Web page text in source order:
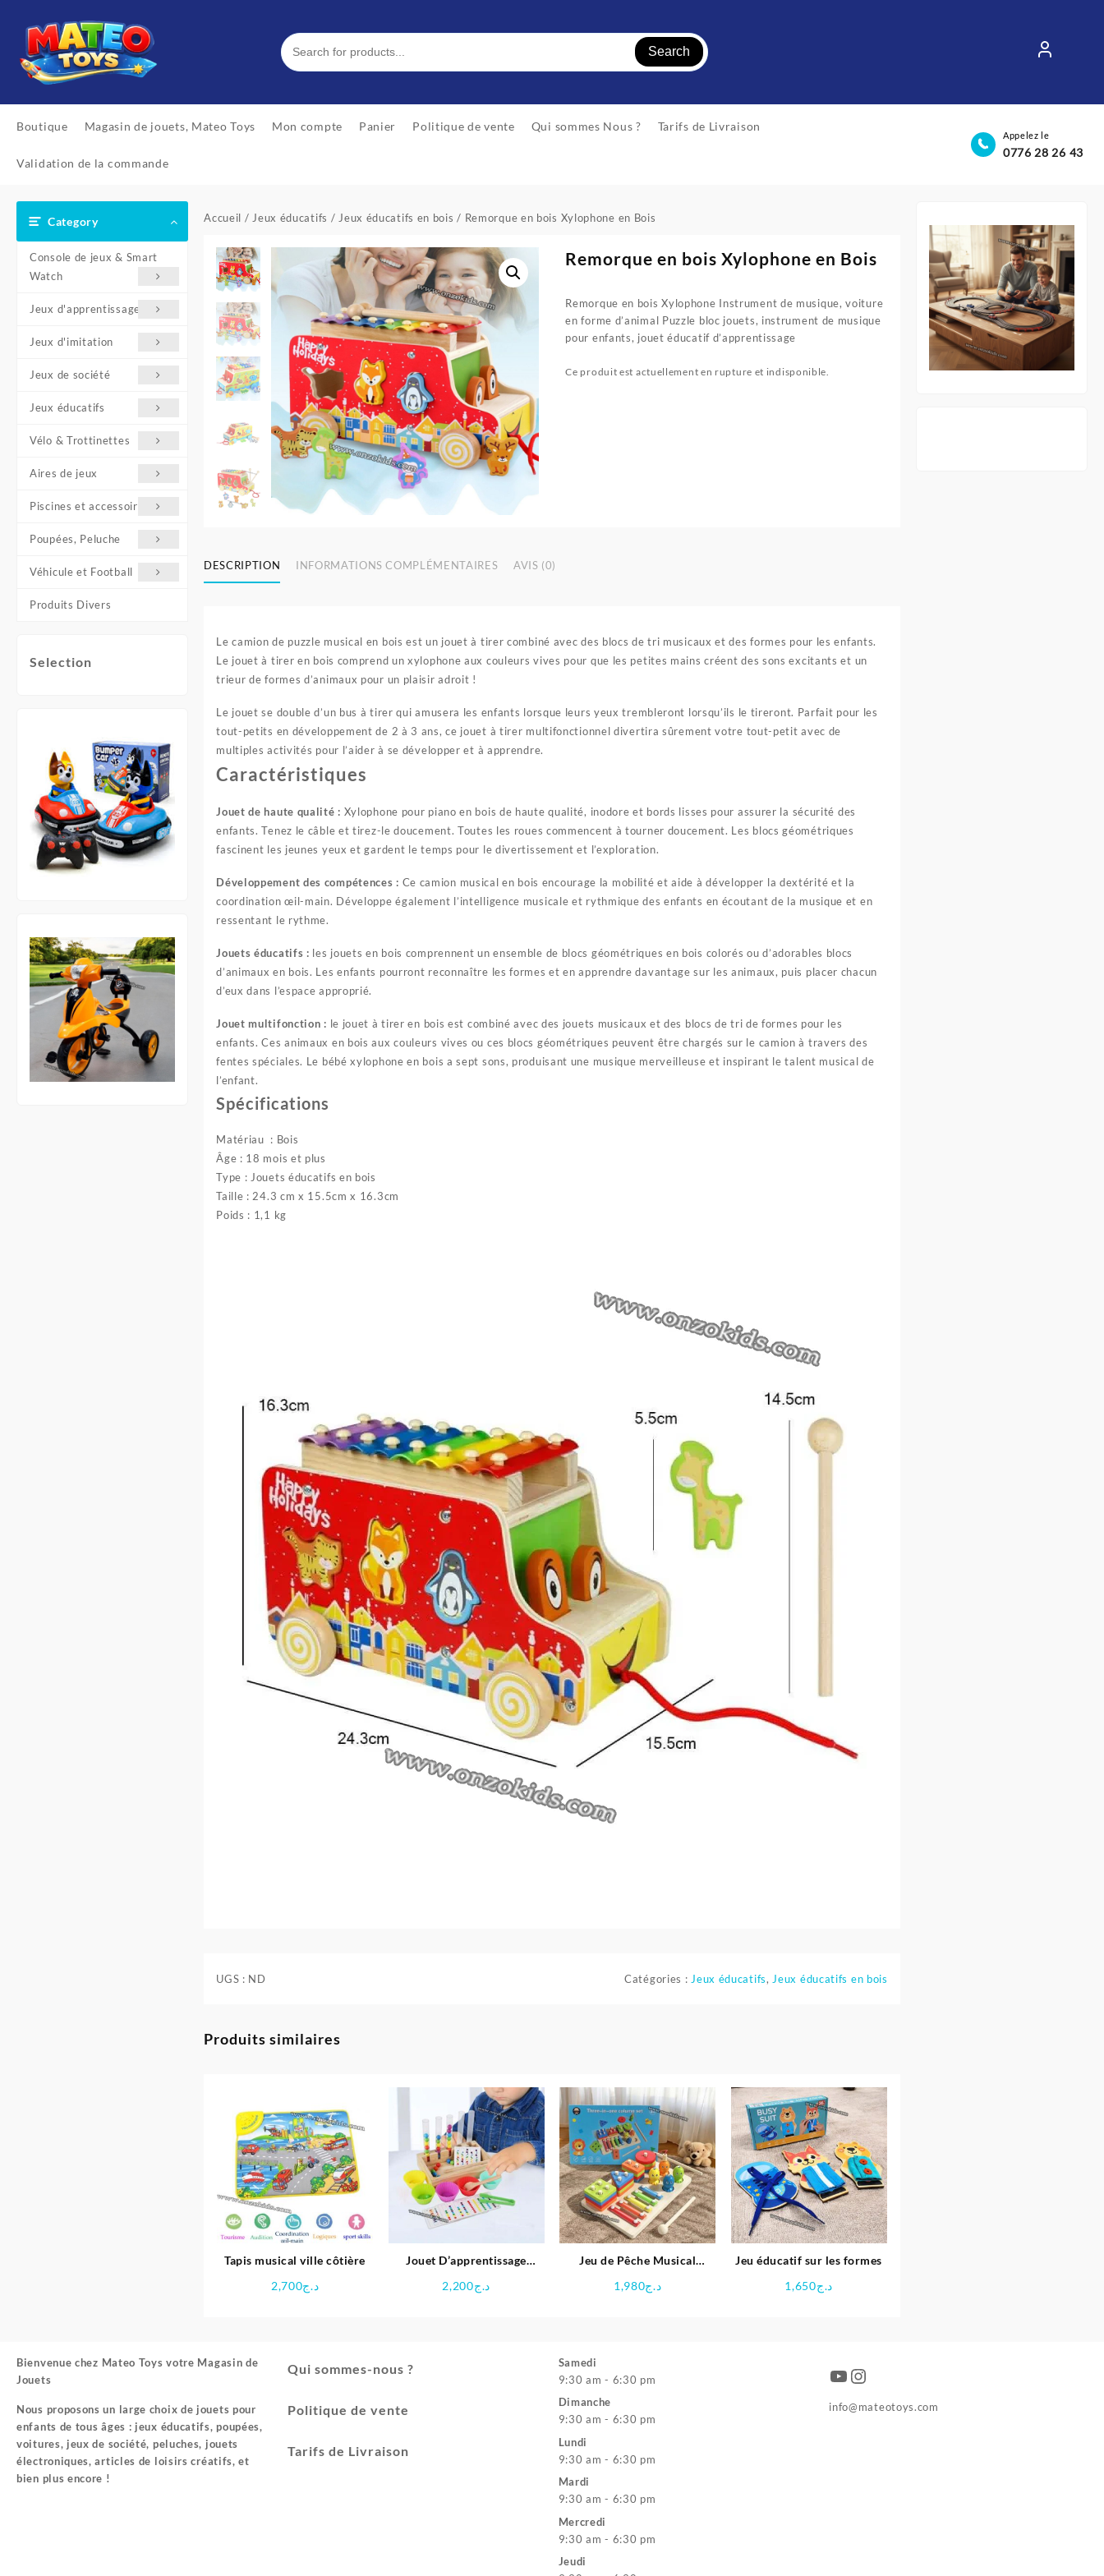
content
Search
Boutique Magasin de jouets, Mateo Toys Mon compte Panier Politique de vente Qui sommes Nous ? Tarifs de Livraison
Validation de la commande
Appelez le
0776 28 26 43
Category
Console de jeux & Smart
Watch
Jeux d'apprentissage
Jeux d'imitation
Jeux de société
Jeux éducatifs
Vélo & Trottinettes
Aires de jeux
Piscines et accessoires
Poupées, Peluche
Véhicule et Football
Produits Divers
Selection
Accueil / Jeux éducatifs / Jeux éducatifs en bois / Remorque en bois Xylophone en Bois
Remorque en bois Xylophone en Bois
Remorque en bois Xylophone Instrument de musique, voiture
en forme d’animal Puzzle bloc jouets, instrument de musique
pour enfants, jouet éducatif d’apprentissage
Ce produit est actuellement en rupture et indisponible.
DESCRIPTION INFORMATIONS COMPLÉMENTAIRES AVIS (0)
Le camion de puzzle musical en bois est un jouet à tirer combiné avec des blocs de tri musicaux et des formes pour les enfants.
Le jouet à tirer en bois comprend un xylophone aux couleurs vives pour que les petites mains créent des sons excitants et un
trieur de formes d’animaux pour un plaisir adroit !
Le jouet se double d’un bus à tirer qui amusera les enfants lorsque leurs yeux trembleront lorsqu’ils le tireront. Parfait pour les
tout-petits en développement de 2 à 3 ans, ce jouet à tirer multifonctionnel divertira sûrement votre tout-petit avec de
multiples activités pour l’aider à se développer et à apprendre.
Caractéristiques
Jouet de haute qualité : Xylophone pour piano en bois de haute qualité, inodore et bords lisses pour assurer la sécurité des
enfants. Tenez le câble et tirez-le doucement. Toutes les roues commencent à tourner doucement. Les blocs géométriques
fascinent les jeunes yeux et gardent le temps pour le divertissement et l’exploration.
Développement des compétences : Ce camion musical en bois encourage la mobilité et aide à développer la dextérité et la
coordination œil-main. Développe également l’intelligence musicale et rythmique des enfants en écoutant de la musique et en
ressentant le rythme.
Jouets éducatifs : les jouets en bois comprennent un ensemble de blocs géométriques en bois colorés ou d’adorables blocs
d’animaux en bois. Les enfants pourront reconnaître les formes et en apprendre davantage sur les animaux, puis placer chacun
d’eux dans l’espace approprié.
Jouet multifonction : le jouet à tirer en bois est combiné avec des jouets musicaux et des blocs de tri de formes pour les
enfants. Ces animaux en bois aux couleurs vives ou ces blocs géométriques peuvent être chargés sur le camion à travers des
fentes spéciales. Le bébé xylophone en bois a sept sons, produisant une musique merveilleuse et inspirant le talent musical de
l’enfant.
Spécifications
Matériau : Bois
Âge : 18 mois et plus
Type : Jouets éducatifs en bois
Taille : 24.3 cm x 15.5cm x 16.3cm
Poids : 1,1 kg
UGS : ND Catégories : Jeux éducatifs, Jeux éducatifs en bois
Produits similaires
Tapis musical ville côtière
د.ج2,700
Jouet D’apprentissage
د.ج2,200
Jeu de Pêche Musical
د.ج1,980
Jeu éducatif sur les formes
د.ج1,650
Bienvenue chez Mateo Toys votre Magasin de
Jouets
Nous proposons un large choix de jouets pour
enfants de tous âges : jeux éducatifs, poupées,
voitures, jeux de société, peluches, jouets
électroniques, articles de loisirs créatifs, et
bien plus encore !
Qui sommes-nous ?
Politique de vente
Tarifs de Livraison
Samedi
9:30 am - 6:30 pm
Dimanche
9:30 am - 6:30 pm
Lundi
9:30 am - 6:30 pm
Mardi
9:30 am - 6:30 pm
Mercredi
9:30 am - 6:30 pm
Jeudi
YouTube
Instagram
info@mateotoys.com